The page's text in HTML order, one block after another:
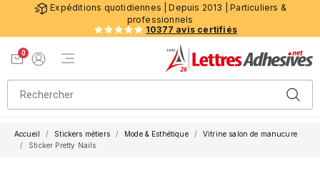
Expéditions quotidiennes | Depuis 2013 | Particuliers &
professionnels
10377 avis certifiés
0
Menu de navigation
Accueil Stickers métiers Mode & Esthétique
Vitrine salon de manucure
Sticker Pretty Nails